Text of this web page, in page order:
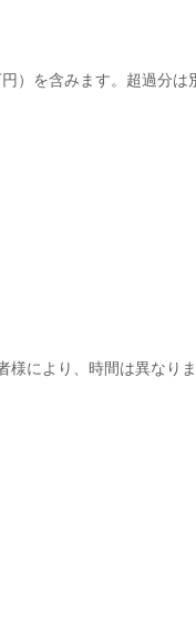
）を含みます。超過分は
により、時間は異なりま